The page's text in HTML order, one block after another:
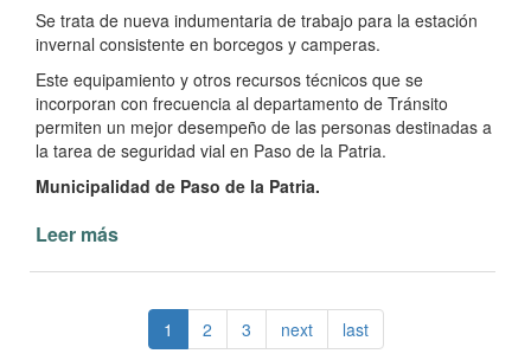
Se trata de nueva indumentaria de trabajo para la estación
invernal consistente en borcegos y camperas.
Este equipamiento y otros recursos técnicos que se
incorporan con frecuencia al departamento de Tránsito
permiten un mejor desempeño de las personas destinadas a
la tarea de seguridad vial en Paso de la Patria.
Municipalidad de Paso de la Patria.
Leer más
1 2 3 next last